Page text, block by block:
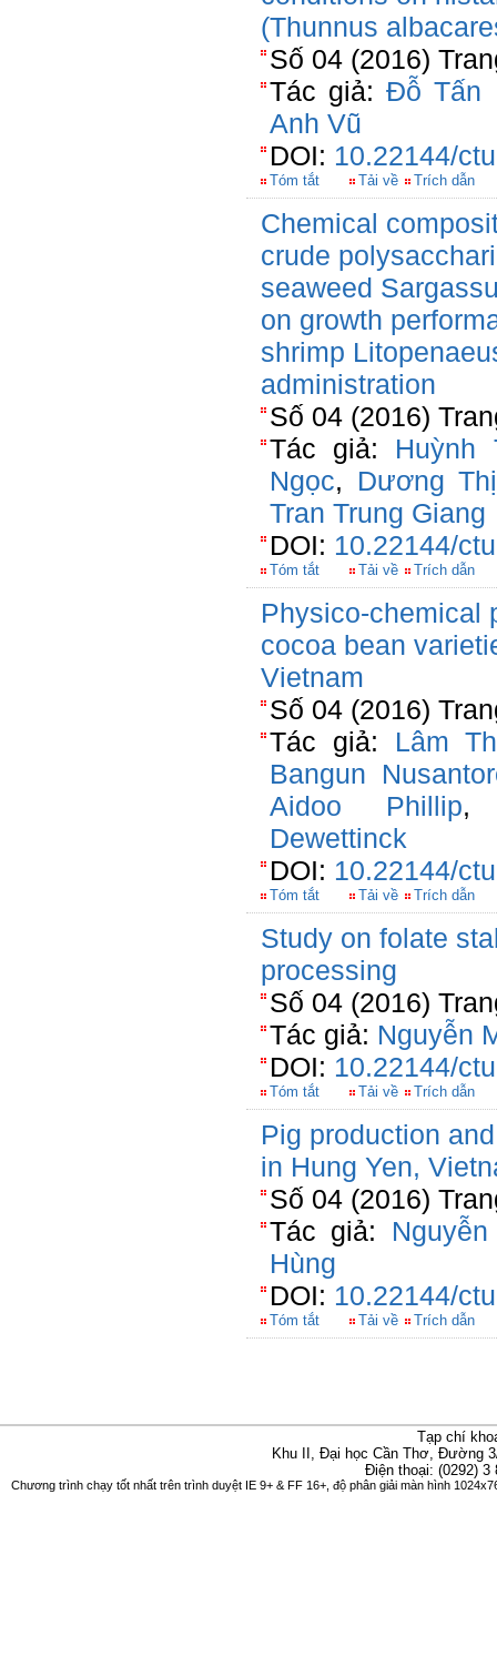
(Thunnus
Số 04 (2016)
Tác giả:Đỗ Tấn
Anh Vũ
DOI: 10.22144/
Tóm tắt Tải về Trích dẫn
Chemical
crude
seaweed
on growth
shrimp
administration
Số 04 (2016)
Tác giả: Huỳnh
Ngọc, Dương
Tran Trung Giang
DOI: 10.22144/
Tóm tắt Tải về Trích dẫn
Physico-chemical
cocoa bean
Vietnam
Số 04 (2016)
Tác giả: Lâm
Bangun
Aidoo Phillip
Dewettinck
DOI: 10.22144/
Tóm tắt Tải về Trích dẫn
Study on folate
processing
Số 04 (2016)
Tác giả: Nguyễn
DOI: 10.22144/
Tóm tắt Tải về Trích dẫn
Pig production
in Hung Yen,
Số 04 (2016)
Tác giả:
Hùng
DOI: 10.22144/
Tóm tắt Tải về Trích dẫn
Tạp chí
Khu II, Đại học Cần Thơ, Đường
Điện thoại: (0292)
Chương trình chạy tốt nhất trên trình duyệt IE 9+ & FF 16+, độ phân giải màn hình